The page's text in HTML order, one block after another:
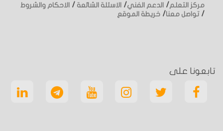
مركز التعلم/ الدعم الفني/ الاسئلة الشائعة / الاحكام والشروط
/تواصل معنا/ خريطة الموقع
تابعونا على